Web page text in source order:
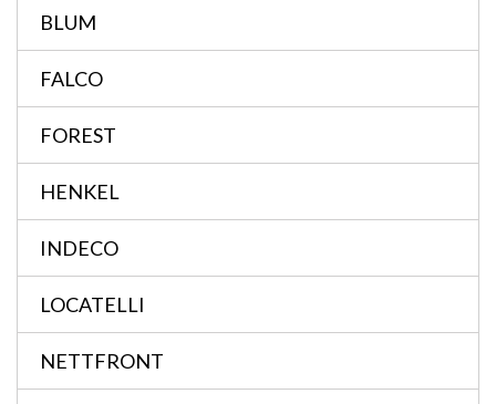
BLUM
FALCO
FOREST
HENKEL
INDECO
LOCATELLI
NETTFRONT